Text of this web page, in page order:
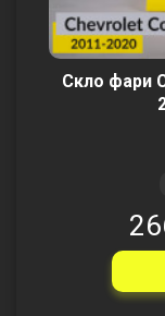
Скло фари